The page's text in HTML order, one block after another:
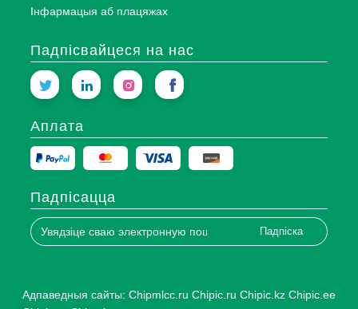
Інфармацыя аб плацяжах
Падпісвайцеся на нас
Аплата
Падпісацца
Падпіска
Адпаведныя сайты: Chipmlcc.ru Chipic.ru Chipic.kz Chipic.ee